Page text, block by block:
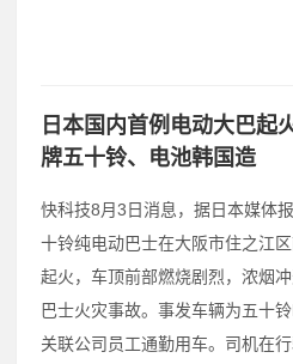
日本国内首例电动大巴起
牌五十铃、电池韩国造
快科技8月3日消息，据日本媒体
十铃纯电动巴士在大阪市住之江
起火，车顶前部燃烧剧烈，浓烟
巴士火灾事故。事发车辆为五十
关联公司员工通勤用车。司机在